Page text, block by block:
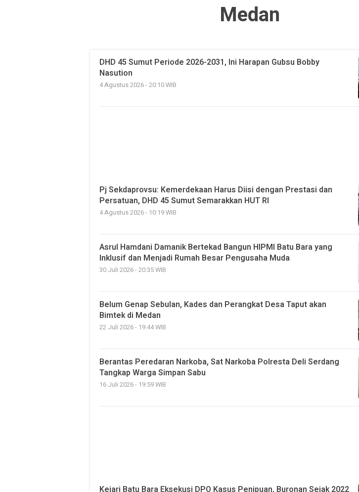
Medan
DHD 45 Sumut Periode 2026-2031, Ini Harapan Gubsu Bobby
Nasution
4 Agustus 2026 - 20:10 WIB
Pj Sekdaprovsu: Kemerdekaan Harus Diisi dengan Prestasi dan
Persatuan, DHD 45 Sumut Semarakkan HUT RI
4 Agustus 2026 - 10:19 WIB
Asrul Hamdani Damanik Bertekad Bangun HIPMI Batu Bara yang
Inklusif dan Menjadi Rumah Besar Pengusaha Muda
30 Juli 2026 - 20:35 WIB
Belum Genap Sebulan, Kades dan Perangkat Desa Taput akan
Bimtek di Medan
22 Juli 2026 - 19:44 WIB
Berantas Peredaran Narkoba, Sat Narkoba Polresta Deli Serdang
Tangkap Warga Simpan Sabu
16 Juli 2026 - 19:59 WIB
Kejari Batu Bara Eksekusi DPO Kasus Penipuan, Buronan Sejak 2022